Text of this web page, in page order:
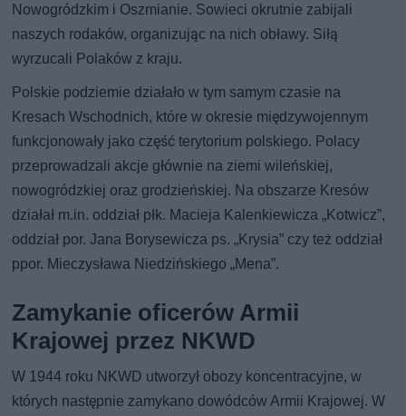
Nowogródzkim i Oszmianie. Sowieci okrutnie zabijali
naszych rodaków, organizując na nich obławy. Siłą
wyrzucali Polaków z kraju.
Polskie podziemie działało w tym samym czasie na
Kresach Wschodnich, które w okresie międzywojennym
funkcjonowały jako część terytorium polskiego. Polacy
przeprowadzali akcje głównie na ziemi wileńskiej,
nowogródzkiej oraz grodzieńskiej. Na obszarze Kresów
działał m.in. oddział płk. Macieja Kalenkiewicza „Kotwicz”,
oddział por. Jana Borysewicza ps. „Krysia” czy też oddział
ppor. Mieczysława Niedzińskiego „Mena”.
Zamykanie oficerów Armii
Krajowej przez NKWD
W 1944 roku NKWD utworzył obozy koncentracyjne, w
których następnie zamykano dowódców Armii Krajowej. W